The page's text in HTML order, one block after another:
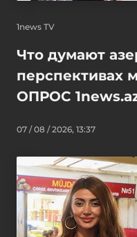
1news TV
Что думают
перспективах
ОПРОС
07 / 08 / 2026, 13:37